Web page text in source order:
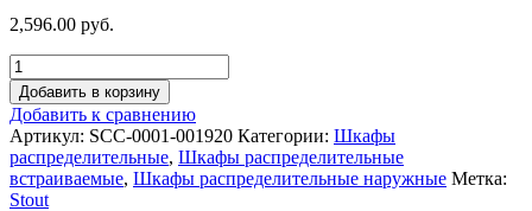
2,596.00 руб.
Добавить в корзину
Добавить к сравнению
Артикул: SCC-0001-001920 Категории: Шкафы
распределительные, Шкафы распределительные
встраиваемые, Шкафы распределительные наружные Метка:
Stout